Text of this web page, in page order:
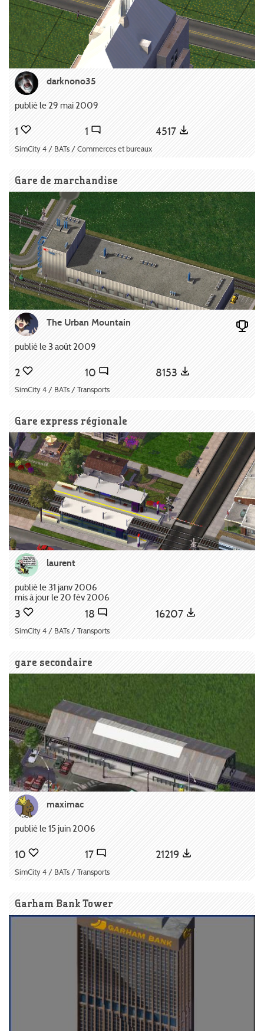
darknono35
publié le 29 mai 2009
1 1 4517
SimCity 4 / BATs / Commerces et bureaux
Gare de marchandise
The Urban Mountain
publié le 3 août 2009
2 10 8153
SimCity 4 / BATs / Transports
Gare express régionale
laurent
publié le 31 janv 2006
mis à jour le 20 fév 2006
3 18 16207
SimCity 4 / BATs / Transports
gare secondaire
maximac
publié le 15 juin 2006
10 17 21219
SimCity 4 / BATs / Transports
Garham Bank Tower